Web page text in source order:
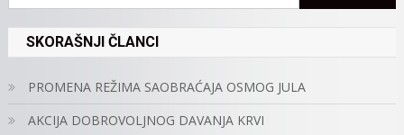
SKORAŠNJI ČLANCI
PROMENA REŽIMA SAOBRAĆAJA OSMOG JULA
AKCIJA DOBROVOLJNOG DAVANJA KRVI